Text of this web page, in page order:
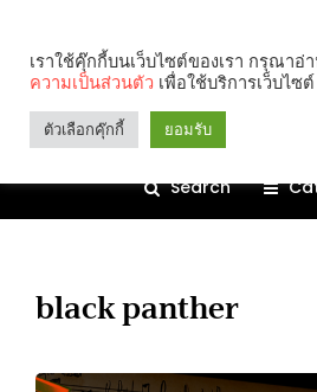
Search
black panther
เราใช้คุ๊กกี้บนเว็บไซต์ของเรา กรุณาอ่
ความเป็นส่วนตัว เพื่อใช้บริการเว็บไซต์
ตัวเลือกคุ๊กกี้ ยอมรับ